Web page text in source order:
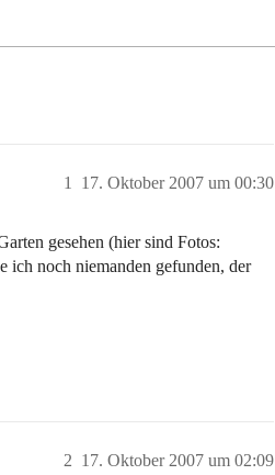
17. Oktober 2007 um 00:30
1
gesehen (hier sind Fotos:
ich noch niemanden gefunden, der
17. Oktober 2007 um 02:09
2